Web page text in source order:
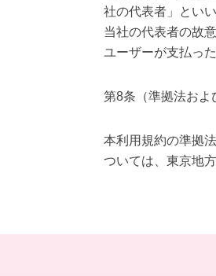
社の代表者」とい
当社の代表者の故
ユーザーが支払っ
第8条（準拠法およ
本利用規約の準拠
ついては、東京地